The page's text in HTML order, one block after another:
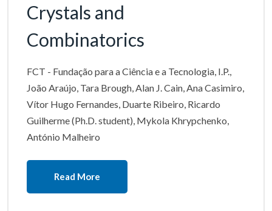
Crystals and
Combinatorics
FCT - Fundação para a Ciência e a Tecnologia, I.P.,
João Araújo, Tara Brough, Alan J. Cain, Ana Casimiro,
Vítor Hugo Fernandes, Duarte Ribeiro, Ricardo
Guilherme (Ph.D. student), Mykola Khrypchenko,
António Malheiro
Read More